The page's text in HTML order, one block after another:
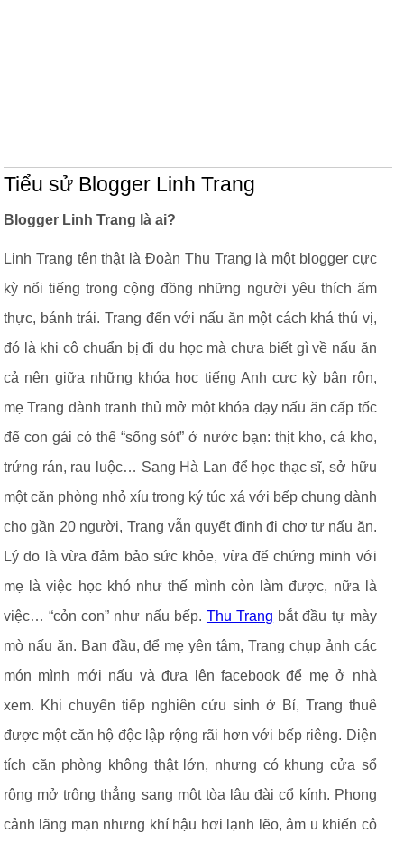
Tiểu sử Blogger Linh Trang
Blogger Linh Trang là ai?
Linh Trang tên thật là Đoàn Thu Trang là một blogger cực
kỳ nổi tiếng trong cộng đồng những người yêu thích ẩm
thực, bánh trái. Trang đến với nấu ăn một cách khá thú vị,
đó là khi cô chuẩn bị đi du học mà chưa biết gì về nấu ăn
cả nên giữa những khóa học tiếng Anh cực kỳ bận rộn,
mẹ Trang đành tranh thủ mở một khóa dạy nấu ăn cấp tốc
để con gái có thể “sống sót” ở nước bạn: thịt kho, cá kho,
trứng rán, rau luộc… Sang Hà Lan để học thạc sĩ, sở hữu
một căn phòng nhỏ xíu trong ký túc xá với bếp chung dành
cho gần 20 người, Trang vẫn quyết định đi chợ tự nấu ăn.
Lý do là vừa đảm bảo sức khỏe, vừa để chứng minh với
mẹ là việc học khó như thế mình còn làm được, nữa là
việc… “cỏn con” như nấu bếp. Thu Trang bắt đầu tự mày
mò nấu ăn. Ban đầu, để mẹ yên tâm, Trang chụp ảnh các
món mình mới nấu và đưa lên facebook để mẹ ở nhà
xem. Khi chuyển tiếp nghiên cứu sinh ở Bỉ, Trang thuê
được một căn hộ độc lập rộng rãi hơn với bếp riêng. Diện
tích căn phòng không thật lớn, nhưng có khung cửa sổ
rộng mở trông thẳng sang một tòa lâu đài cổ kính. Phong
cảnh lãng mạn nhưng khí hậu hơi lạnh lẽo, âm u khiến cô